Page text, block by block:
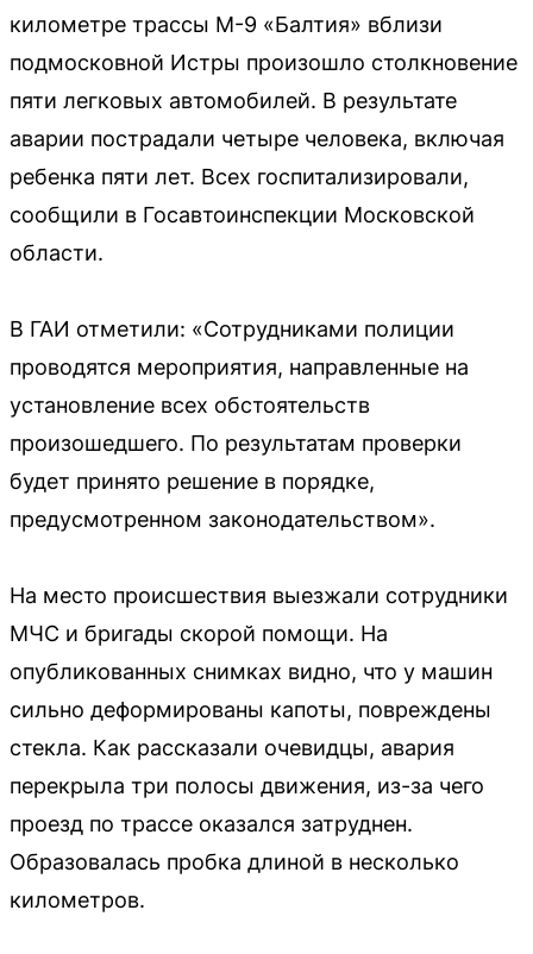
километре трассы М-9 «Балтия» вблизи
подмосковной Истры произошло столкновение
пяти легковых автомобилей. В результате
аварии пострадали четыре человека, включая
ребенка пяти лет. Всех госпитализировали,
сообщили в Госавтоинспекции Московской
области.
В ГАИ отметили: «Сотрудниками полиции
проводятся мероприятия, направленные на
установление всех обстоятельств
произошедшего. По результатам проверки
будет принято решение в порядке,
предусмотренном законодательством».
На место происшествия выезжали сотрудники
МЧС и бригады скорой помощи. На
опубликованных снимках видно, что у машин
сильно деформированы капоты, повреждены
стекла. Как рассказали очевидцы, авария
перекрыла три полосы движения, из-за чего
проезд по трассе оказался затруднен.
Образовалась пробка длиной в несколько
километров.